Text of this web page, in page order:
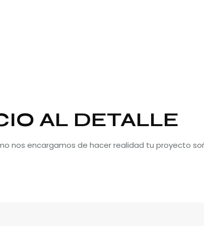
AL DETALLE
nos encargamos de hacer realidad tu proyecto